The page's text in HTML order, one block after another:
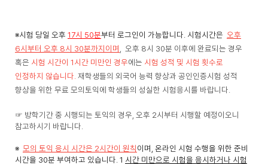
※시험 당일 오후 17시 50분부터 로그인이 가능합니다. 시험시간은 오후
6시부터 오후 8시 30분까지이며
오후 8시 30분 이후에 완료되는 경우
혹은 시험 시간이 1시간 미만인 경우에는 시험 성적 및 시험 횟수로
인정하지 않습니다. 재학생들의 외국어 능력 향상과 공인인증시험 성적
향상을 위한 무료 모의토익에 학생들의 성실한 시험응시를 바랍니다.
☞ 방학기간 중 시행되는 토익의 경우, 오후 2시부터 시행할 예정이오니
참고하시기 바랍니다.
※ 모의 토익 응시 시간은 2시간이 원칙이며, 온라인 시험 수행을 위한 준비
시간을 30분 부여하고 있습니다. 1 시간 미만으로 시험을 응시하거나 시험